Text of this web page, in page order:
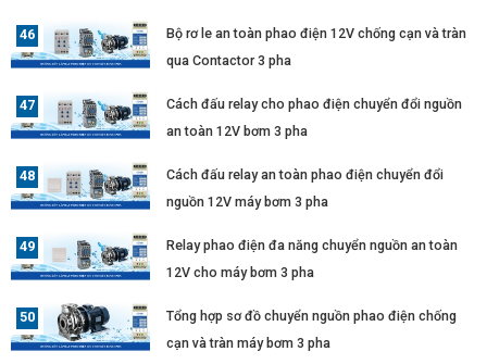
Bộ rơ le an toàn phao điện 12V chống cạn và tràn
qua Contactor 3 pha
Cách đấu relay cho phao điện chuyển đổi nguồn
an toàn 12V bơm 3 pha
Cách đấu relay an toàn phao điện chuyển đổi
nguồn 12V máy bơm 3 pha
Relay phao điện đa năng chuyển nguồn an toàn
12V cho máy bơm 3 pha
Tổng hợp sơ đồ chuyển nguồn phao điện chống
cạn và tràn máy bơm 3 pha